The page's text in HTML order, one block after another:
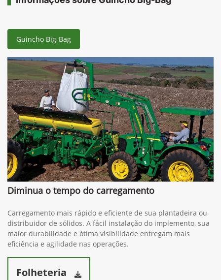
Guincho Big-Bag
Diminua o tempo do carregamento
Carregamento mais rápido e eficiente de sua plantadeira ou
distribuidor de sólidos. A fácil instalação do implemento, sua
maior durabilidade e ótima visibilidade entregam mais
eficiência e agilidade nas operações.
Folheteria